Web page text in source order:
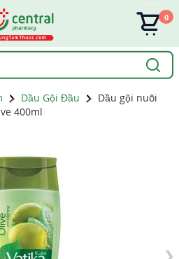
0
Dầu Gội Đầu
Dầu gội nuôi
400ml
❯